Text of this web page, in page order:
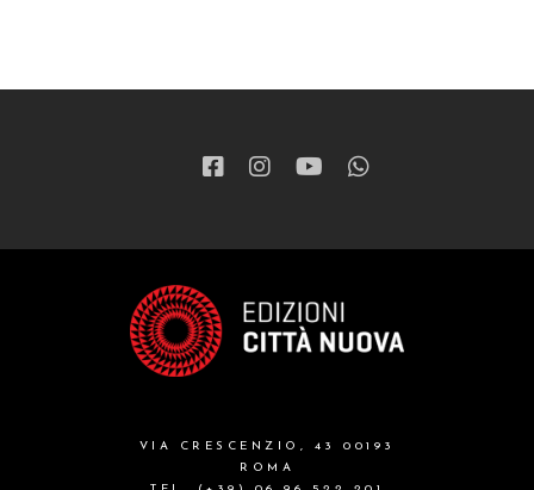
patristica
formazione cristiana e liturgia
catalogo storico
attualita'
VIA CRESCENZIO, 43 00193
ROMA